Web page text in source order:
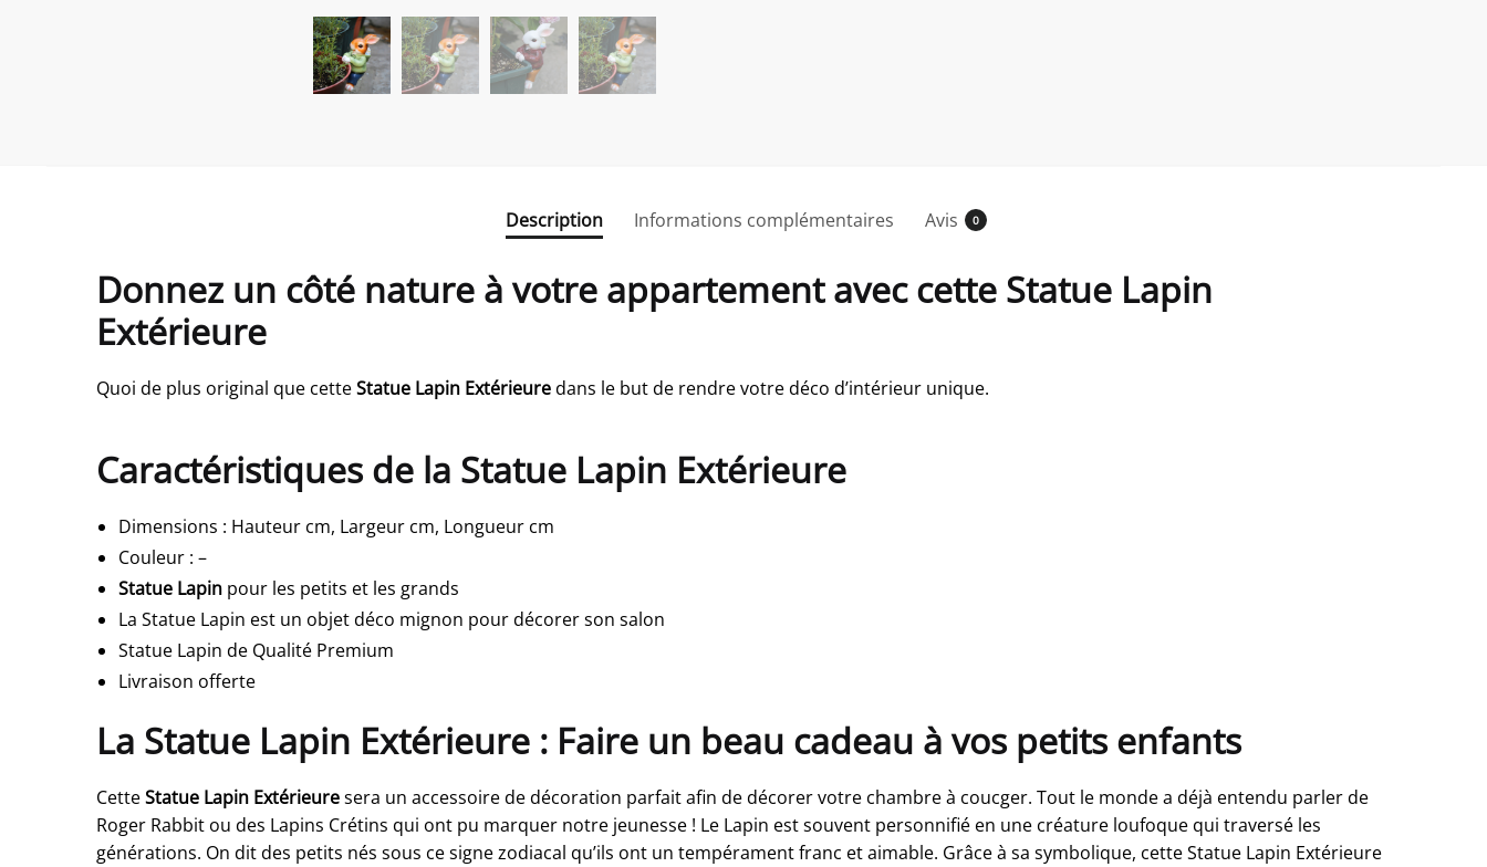
Description Informations complémentaires Avis 0
Donnez un côté nature à votre appartement avec cette Statue Lapin
Extérieure
Quoi de plus original que cetteStatue Lapin Extérieuredans le but de rendre votre déco d’intérieur unique.
Caractéristiques de la Statue Lapin Extérieure
Dimensions : Hauteur cm, Largeur cm, Longueur cm
Couleur :–
Statue Lapin pour les petits et les grands
La Statue Lapin est un objet déco mignon pour décorer son salon
Statue Lapin de Qualité Premium
Livraison offerte
La Statue Lapin Extérieure : Faire un beau cadeau à vos petits enfants
CetteStatue Lapin Extérieuresera un accessoire de décoration parfait afin de décorer votre chambre à coucger. Tout le monde a déjà entendu parler de
Roger Rabbit ou des Lapins Crétins qui ont pu marquer notre jeunesse ! Le Lapin est souvent personnifié en une créature loufoque qui traversé les
générations. On dit des petits nés sous ce signe zodiacal qu’ils ont un tempérament franc et aimable. Grâce à sa symbolique, cette Statue Lapin Extérieure